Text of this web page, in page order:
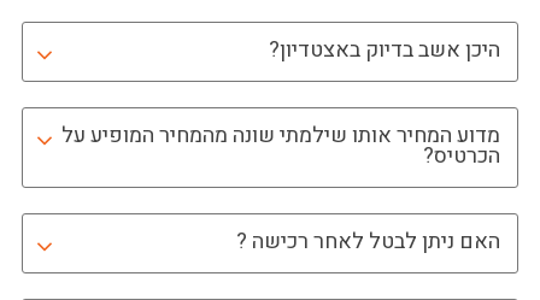
היכן אשב בדיוק באצטדיון?
מדוע המחיר אותו שילמתי שונה מהמחיר המופיע על
הכרטיס?
האם ניתן לבטל לאחר רכישה ?